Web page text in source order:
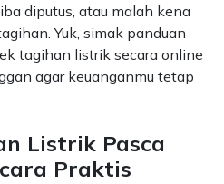
diputus, atau malah kena
Yuk, simak panduan
tagihan listrik secara online
agar keuanganmu tetap
Listrik Pasca
Praktis